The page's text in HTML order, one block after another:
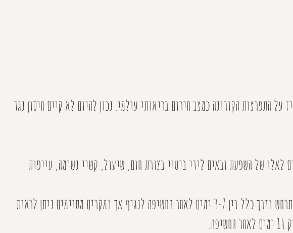
על התפרצות הקורונה כמצב חירום בריאותי עולמי. נכון להיום לא קיים חיסון נגד
לאלו של השפעת ובאים לידי ביטוי בצורת חום, שיעול, קשיי נשימה, עייפות
תחילת מופע הסימפטומים מתרחש בדרך כלל בין 3-7 ימים לאחר החשיפה לנגיף אך במקרים מסוימים ניתן לראות